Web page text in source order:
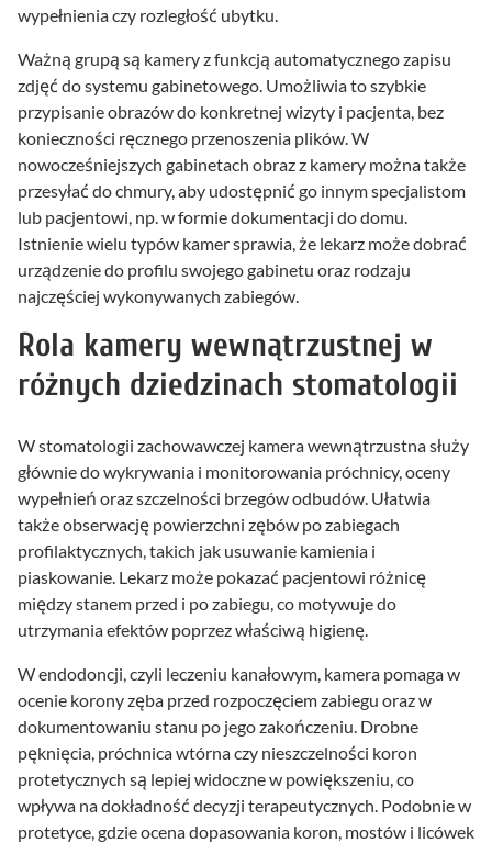
wypełnienia czy rozległość ubytku.
Ważną grupą są kamery z funkcją automatycznego zapisu
zdjęć do systemu gabinetowego. Umożliwia to szybkie
przypisanie obrazów do konkretnej wizyty i pacjenta, bez
konieczności ręcznego przenoszenia plików. W
nowocześniejszych gabinetach obraz z kamery można także
przesyłać do chmury, aby udostępnić go innym specjalistom
lub pacjentowi, np. w formie dokumentacji do domu.
Istnienie wielu typów kamer sprawia, że lekarz może dobrać
urządzenie do profilu swojego gabinetu oraz rodzaju
najczęściej wykonywanych zabiegów.
Rola kamery wewnątrzustnej w
różnych dziedzinach stomatologii
W stomatologii zachowawczej kamera wewnątrzustna służy
głównie do wykrywania i monitorowania próchnicy, oceny
wypełnień oraz szczelności brzegów odbudów. Ułatwia
także obserwację powierzchni zębów po zabiegach
profilaktycznych, takich jak usuwanie kamienia i
piaskowanie. Lekarz może pokazać pacjentowi różnicę
między stanem przed i po zabiegu, co motywuje do
utrzymania efektów poprzez właściwą higienę.
W endodoncji, czyli leczeniu kanałowym, kamera pomaga w
ocenie korony zęba przed rozpoczęciem zabiegu oraz w
dokumentowaniu stanu po jego zakończeniu. Drobne
pęknięcia, próchnica wtórna czy nieszczelności koron
protetycznych są lepiej widoczne w powiększeniu, co
wpływa na dokładność decyzji terapeutycznych. Podobnie w
protetyce, gdzie ocena dopasowania koron, mostów i licówek